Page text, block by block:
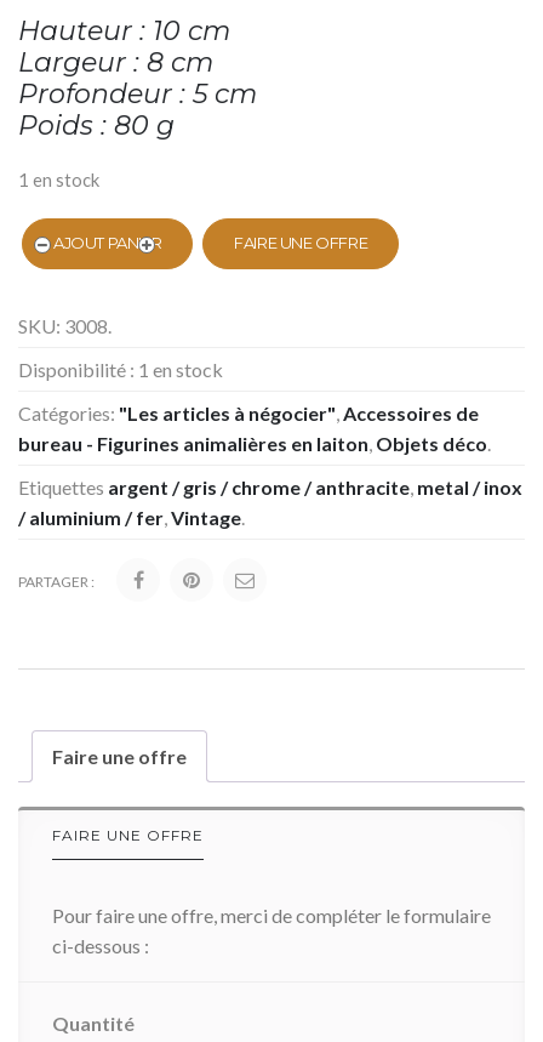
Hauteur : 10 cm
Largeur : 8 cm
Profondeur : 5 cm
Poids : 80 g
1 en stock
AJOUT PANIER FAIRE UNE OFFRE
SKU: 3008
Disponibilité : 1 en stock
Catégories: "Les articles à négocier" Accessoires de
bureau - Figurines animalières en laiton Objets déco
Etiquettes argent / gris / chrome / anthracite metal / inox
/ aluminium / fer Vintage
PARTAGER :
Faire une offre
FAIRE UNE OFFRE
Pour faire une offre, merci de compléter le formulaire
ci-dessous :
Quantité